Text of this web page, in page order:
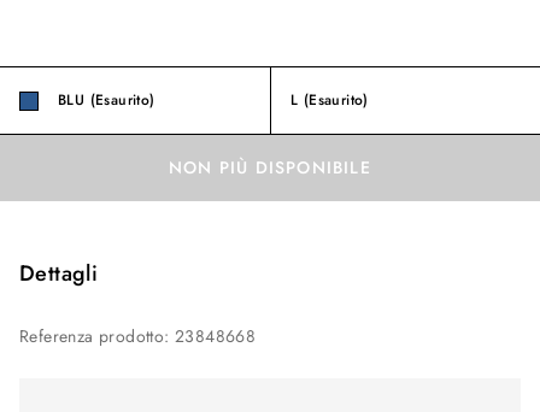
BLU (Esaurito) L (Esaurito)
NON PIÙ DISPONIBILE
Dettagli
Referenza prodotto:23848668